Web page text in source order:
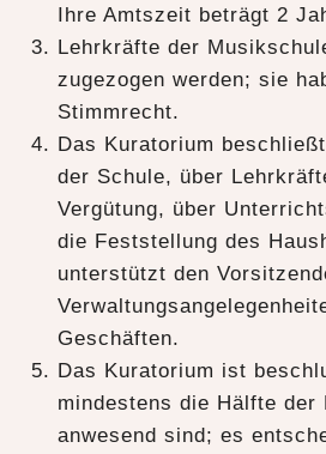
Ihre Amtszeit beträgt 2
Lehrkräfte der
zugezogen werden; sie
Stimmrecht.
Das Kuratorium
der Schule, über
Vergütung, über
die Feststellung des
unterstützt den
Geschäften.
Das Kuratorium ist
mindestens die Hälfte der
anwesend sind; es